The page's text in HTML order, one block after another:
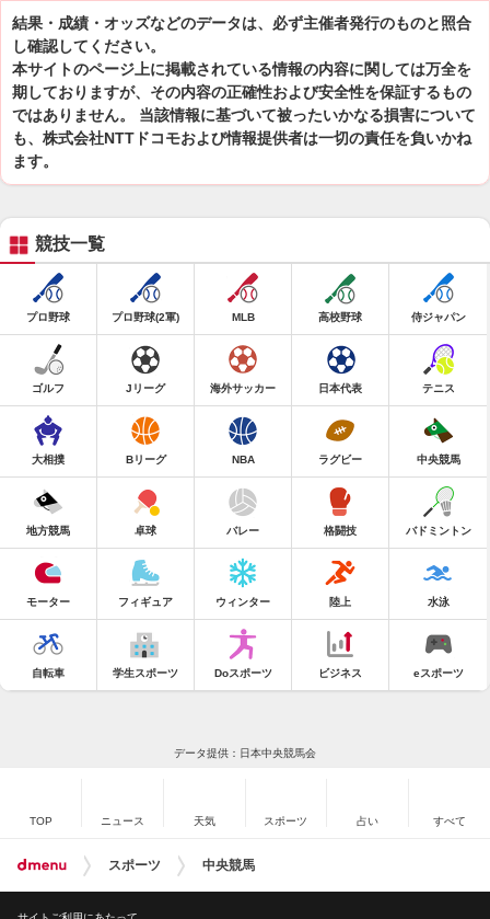
結果・成績・オッズなどのデータは、必ず主催者発行のものと照合
し確認してください。
本サイトのページ上に掲載されている情報の内容に関しては万全を
期しておりますが、その内容の正確性および安全性を保証するもの
ではありません。 当該情報に基づいて被ったいかなる損害について
も、株式会社NTTドコモおよび情報提供者は一切の責任を負いかね
ます。
競技一覧
プロ野球 プロ野球(2軍) MLB 高校野球 侍ジャパン
ゴルフ Jリーグ 海外サッカー 日本代表 テニス
大相撲 Bリーグ NBA ラグビー 中央競馬
地方競馬 卓球 バレー 格闘技 バドミントン
モーター フィギュア ウィンター 陸上 水泳
自転車 学生スポーツ Doスポーツ ビジネス eスポーツ
データ提供：日本中央競馬会
TOP ニュース 天気 スポーツ 占い すべて
スポーツ 中央競馬